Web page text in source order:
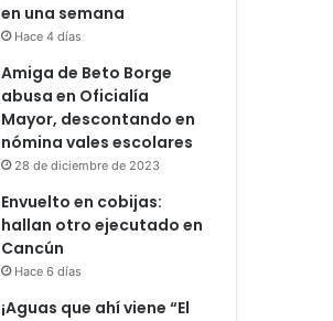
en una semana
Hace 4 días
Amiga de Beto Borge
abusa en Oficialía
Mayor, descontando en
nómina vales escolares
28 de diciembre de 2023
Envuelto en cobijas:
hallan otro ejecutado en
Cancún
Hace 6 días
¡Aguas que ahí viene “El